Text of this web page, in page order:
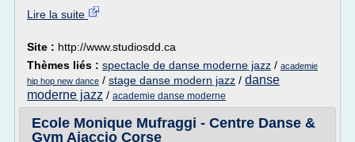
Lire la suite
Site : http://www.studiosdd.ca
Thèmes liés : spectacle de danse moderne jazz / academie
hip hop new dance / stage danse modern jazz / danse
moderne jazz / academie danse moderne
Ecole Monique Mufraggi - Centre Danse &
Gym Ajaccio Corse